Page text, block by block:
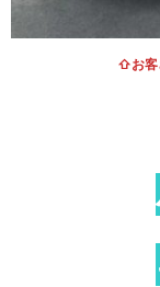
⇧お客